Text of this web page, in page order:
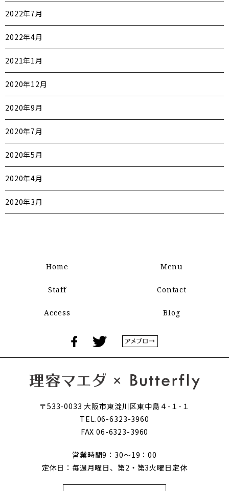
2022年7月
2022年4月
2021年1月
2020年12月
2020年9月
2020年7月
2020年5月
2020年4月
2020年3月
Home Menu
Staff Contact
Access Blog
〒533-0033 大阪市東淀川区東中島４-１-１
TEL.06-6323-3960
FAX 06-6323-3960
営業時間9：30～19：00
定休日：毎週月曜日、第2・第3火曜日定休